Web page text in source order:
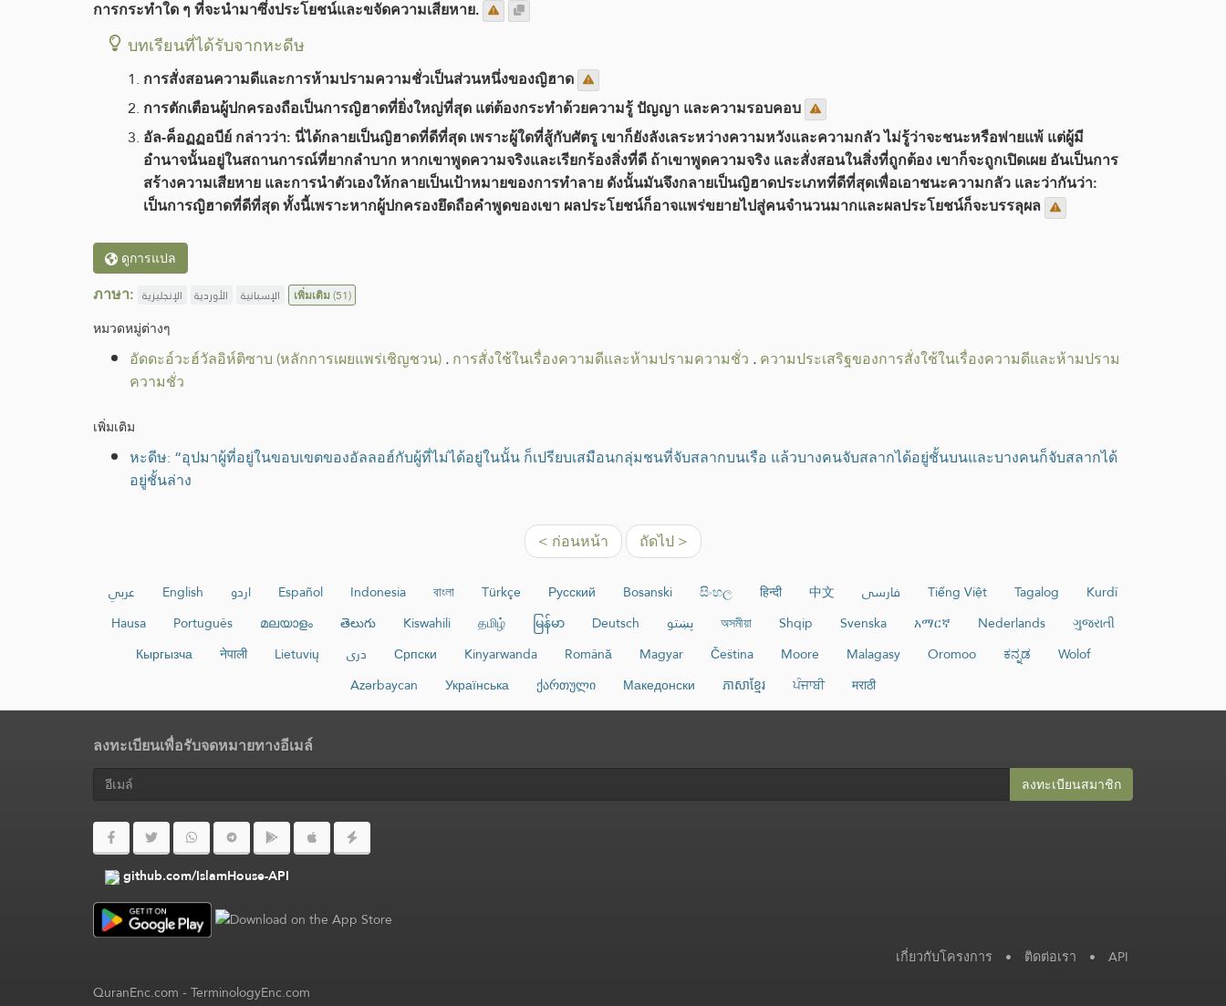
การกระทำใด ๆ ที่จะนำมาซึ่งประโยชน์และขจัดความเสียหาย.
บทเรียนที่ได้รับจากหะดีษ
การสั่งสอนความดีและการห้ามปรามความชั่วเป็นส่วนหนึ่งของญิฮาด
การตักเตือนผู้ปกครองถือเป็นการญิฮาดที่ยิ่งใหญ่ที่สุด แต่ต้องกระทำด้วยความรู้ ปัญญา และความรอบคอบ
อัล-ค็อฏฏอบีย์ กล่าวว่า: นี่ได้กลายเป็นญิฮาดที่ดีที่สุด เพราะผู้ใดที่สู้กับศัตรู เขาก็ยังลังเลระหว่างความหวังและความกลัว ไม่รู้ว่าจะชนะหรือพ่ายแพ้ แต่ผู้มี
อำนาจนั้นอยู่ในสถานการณ์ที่ยากลำบาก หากเขาพูดความจริงและเรียกร้องสิ่งที่ดี ถ้าเขาพูดความจริง และสั่งสอนในสิ่งที่ถูกต้อง เขาก็จะถูกเปิดเผย อันเป็นการ
สร้างความเสียหาย และการนำตัวเองให้กลายเป็นเป้าหมายของการทำลาย ดังนั้นมันจึงกลายเป็นญิฮาดประเภทที่ดีที่สุดเพื่อเอาชนะความกลัว และว่ากันว่า:
เป็นการญิฮาดที่ดีที่สุด ทั้งนี้เพราะหากผู้ปกครองยึดถือคำพูดของเขา ผลประโยชน์ก็อาจแพร่ขยายไปสู่คนจำนวนมากและผลประโยชน์ก็จะบรรลุผล
ดูการแปล
ภาษา: الإنجليزية الأوردية الإسبانية เพิ่มเติม(51)
หมวดหมู่​ต่างๆ
อัดดะอ์วะฮ์วัลอิห์ติซาบ (หลักการเผยแพร่เชิญชวน).การสั่งใช้ในเรื่องความดีและห้ามปรามความชั่ว .ความประเสริฐของการสั่งใช้ในเรื่องความดีและห้ามปราม
ความชั่ว
เพิ่มเติม
หะดีษ: “อุปมาผู้ที่อยู่ในขอบเขตของอัลลอฮ์กับผู้ที่ไม่ได้อยู่ในนั้น ก็เปรียบเสมือนกลุ่มชนที่จับสลากบนเรือ แล้วบางคนจับสลากได้อยู่ชั้นบนและบางคนก็จับสลากได้
อยู่ชั้นล่าง
< ก่อนหน้า ถัดไป >
عربي English اردو Español Indonesia বাংলা Türkçe Русский Bosanski සිංහල हिन्दी 中文 فارسی Tiếng Việt Tagalog
Kurdî
Hausa
Português മലയാളം తెలుగు Kiswahili தமிழ் မြန်မာ Deutsch پښتو অসমীয়া Shqip Svenska አማርኛ Nederlands
ગુજરાતી
Кыргызча
नेपाली Lietuvių دری Српски Kinyarwanda Română Magyar Čeština Moore Malagasy Oromoo ಕನ್ನಡ
Wolof
Azərbaycan
Українська ქართული Македонски ភាសាខ្មែរ ਪੰਜਾਬੀ मराठी
ลงทะเบียนเพื่อรับจดหมายทางอีเมล์
ลงทะเบียนสมาชิก​
github.com/IslamHouse-API
เกี่ยวกับโครงการ • ติดต่อเรา • API
QuranEnc.com-TerminologyEnc.com